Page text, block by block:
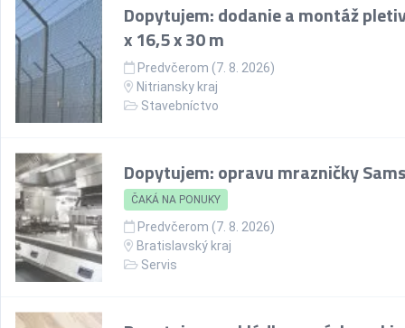
Dopytujem: dodanie a montáž
x 16,5 x 30 m
Predvčerom (7. 8. 2026)
Nitriansky kraj
Stavebníctvo
Dopytujem: opravu mrazničky
ČAKÁ NA PONUKY
Predvčerom (7. 8. 2026)
Bratislavský kraj
Servis